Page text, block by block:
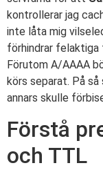
kontrollerar jag
inte låta mig
förhindrar
Förutom A/AAAA
körs separat. På
annars skulle
Förstå
och TTL